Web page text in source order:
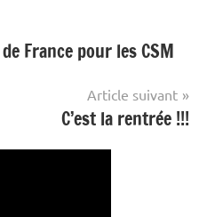
France pour les CSM
Article suivant
C’est la rentrée !!!